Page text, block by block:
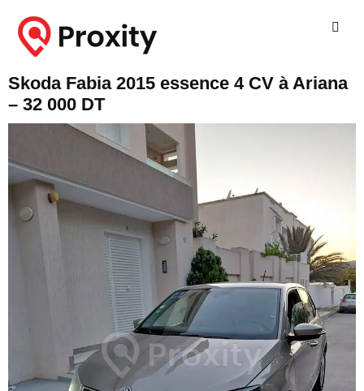
Skoda Fabia 2015 essence 4 CV à Ariana
– 32 000 DT